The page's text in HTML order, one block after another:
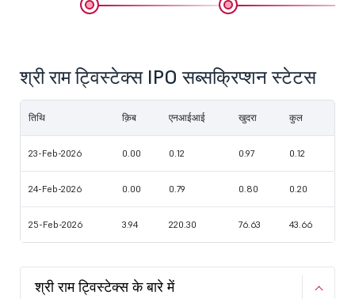
श्री राम ट्विस्टेक्स IPO सब्सक्रिप्शन स्टेटस
तिथि क़िब एनआईआई खुदरा कुल
23-Feb-2026 0.00 0.12 0.97 0.12
24-Feb-2026 0.00 0.79 0.80 0.20
25-Feb-2026 3.94 220.30 76.63 43.66
श्री राम ट्विस्टेक्स के बारे में